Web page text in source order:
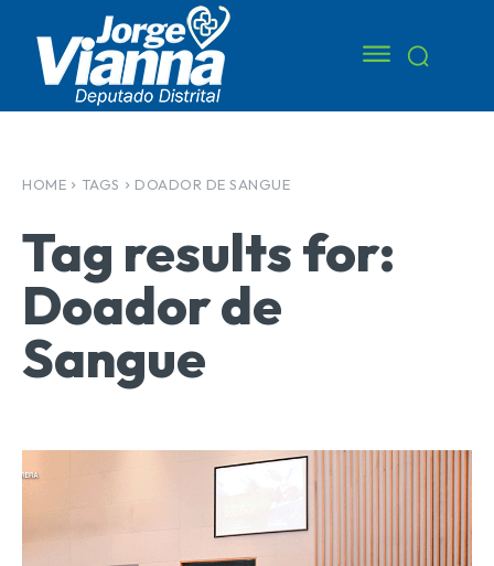
HOME TAGS DOADOR DE SANGUE
Tag results for:
Doador de
Sangue